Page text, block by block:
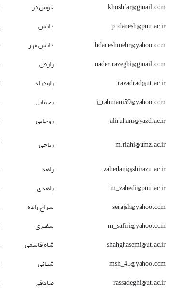
khoshfar@gmail.com
خوش فر
p_danesh@pnu.ac.ir
دانش
hdaneshmehr@yahoo.com
دانش مهر
nader.razeghi@gmail.com
رازقی
ravadrad@ut.ac.ir
راودراد
j_rahmani59@yahoo.com
رحمانی
aliruhani@yazd.ac.ir
روحانی
m.riahi@umz.ac.ir
ریاحی
zahedani@shirazu.ac.ir
زاهد
m_zahedi@pnu.ac.ir
زاهدی
serajsh@yahoo.com
سراج زاده
m_safiri@yahoo.com
سفیری
shahghasemi@ut.ac.ir
شاه قاسمی
msh_45@yahoo.com
شیانی
rassadeghi@ut.ac.ir
صادقی